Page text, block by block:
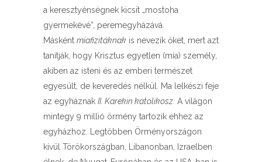
a keresztyénségnek kicsit „mostoha
gyermekévé”, peremegyházává.
Másként miafizitáknak is nevezik őket, mert azt
tanítják, hogy Krisztus egyetlen (mia) személy,
akiben az isteni és az emberi természet
egyesült, de keveredés nélkül. Ma lelkészi feje
az egyháznak II. Karekin katolikosz . A világon
mintegy 9 millió örmény tartozik ehhez az
egyházhoz. Legtöbben Örményországon
kívül Törökországban, Libanonban, Izraelben